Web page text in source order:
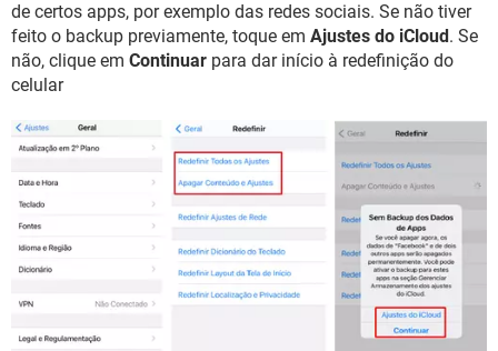
de certos apps, por exemplo das redes sociais. Se não tiver
feito o backup previamente, toque em Ajustes do iCloud. Se
não, clique em Continuar para dar início à redefinição do
celular